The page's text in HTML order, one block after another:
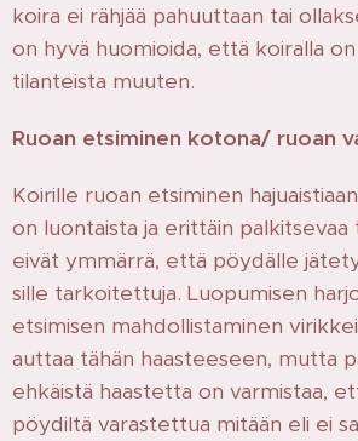
koira ei rähjää pahuuttaan tai
on hyvä huomioida, että koiralla
tilanteista muuten.
Ruoan etsiminen kotona/ ruoan
Koirille ruoan etsiminen
on luontaista ja erittäin palkitsevaa
eivät ymmärrä, että pöydälle
sille tarkoitettuja. Luopumisen
etsimisen mahdollistaminen
auttaa tähän haasteeseen, mutta
ehkäistä haastetta on varmistaa,
pöydiltä varastettua mitään eli ei